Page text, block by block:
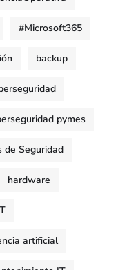
#Microsoft365
backup
pymes
de Seguridad
hardware
artificial